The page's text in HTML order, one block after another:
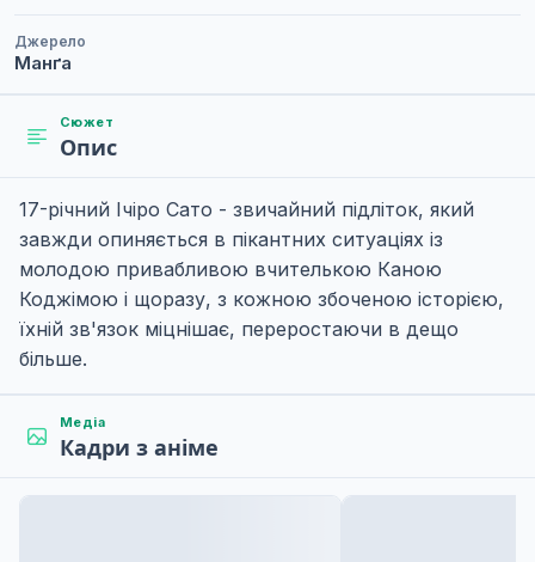
Джерело
Манґа
Сюжет
Опис
17-річний Ічіро Сато - звичайний підліток, який
завжди опиняється в пікантних ситуаціях із
молодою привабливою вчителькою Каною
Коджімою і щоразу, з кожною збоченою історією,
їхній зв'язок міцнішає, переростаючи в дещо
більше.
Медіа
Кадри з аніме